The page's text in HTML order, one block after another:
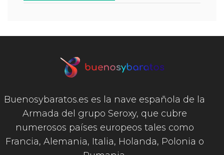
Buenosybaratos.es es la nave española de la
Armada del grupo Seroxy, que cubre
numerosos países europeos tales como
Francia, Alemania, Italia, Holanda, Polonia o